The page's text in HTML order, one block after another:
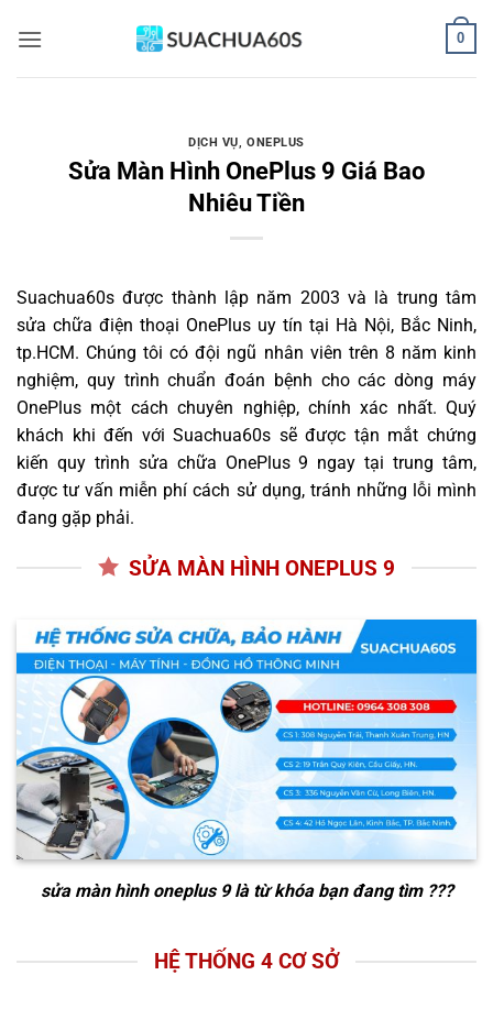
qua
0
DỊCH VỤ,ONEPLUS
Sửa Màn Hình OnePlus 9 Giá Bao
Nhiêu Tiền
Suachua60s được thành lập năm 2003 và là trung tâm
sửa chữa điện thoại OnePlus uy tín tại Hà Nội, Bắc Ninh,
tp.HCM. Chúng tôi có đội ngũ nhân viên trên 8 năm kinh
nghiệm, quy trình chuẩn đoán bệnh cho các dòng máy
OnePlus một cách chuyên nghiệp, chính xác nhất. Quý
khách khi đến với Suachua60s sẽ được tận mắt chứng
kiến quy trình sửa chữa OnePlus 9 ngay tại trung tâm,
được tư vấn miễn phí cách sử dụng, tránh những lỗi mình
đang gặp phải.
SỬA MÀN HÌNH ONEPLUS 9
sửa màn hình oneplus 9là từ khóa bạn đang tìm ???
HỆ THỐNG 4 CƠ SỞ